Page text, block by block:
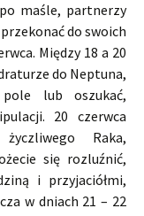
maśle, partnerzy
do swoich
Między 18 a 20
do Neptuna,
lub oszukać,
20 czerwca
Raka,
się rozluźnić,
i przyjaciółmi,
w dniach 21 – 22